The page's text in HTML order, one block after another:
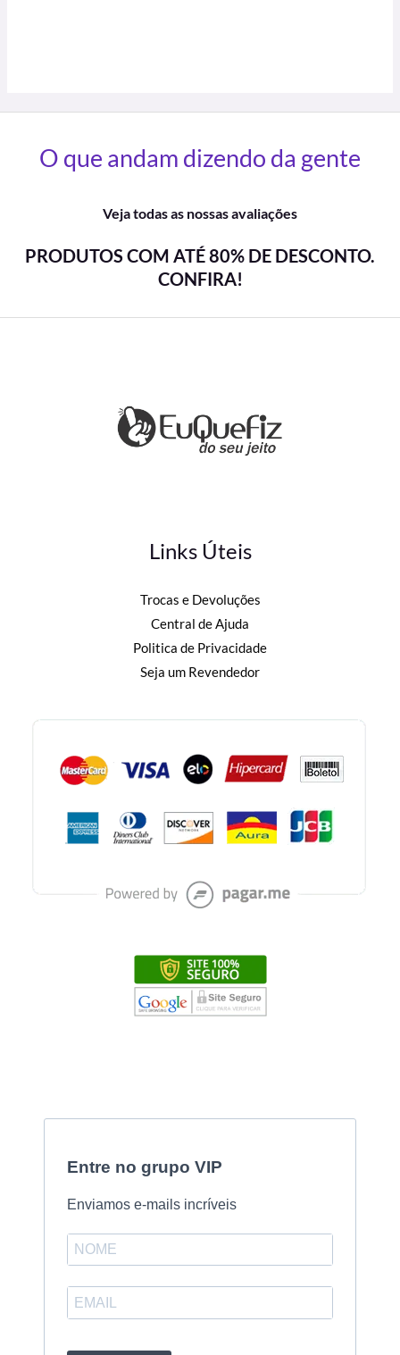
O que andam dizendo da gente
Veja todas as nossas avaliações
PRODUTOS COM ATÉ 80% DE DESCONTO.
CONFIRA!
Links Úteis
Trocas e Devoluções
Central de Ajuda
Politica de Privacidade
Seja um Revendedor
Entre no grupo VIP
Enviamos e-mails incríveis